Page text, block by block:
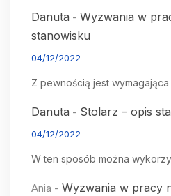
Danuta - Wyzwania w
stanowisku
04/12/2022
Z pewnością jest wymagająca
Danuta - Stolarz – opis
04/12/2022
W ten sposób można
Ania - Wyzwania w pracy